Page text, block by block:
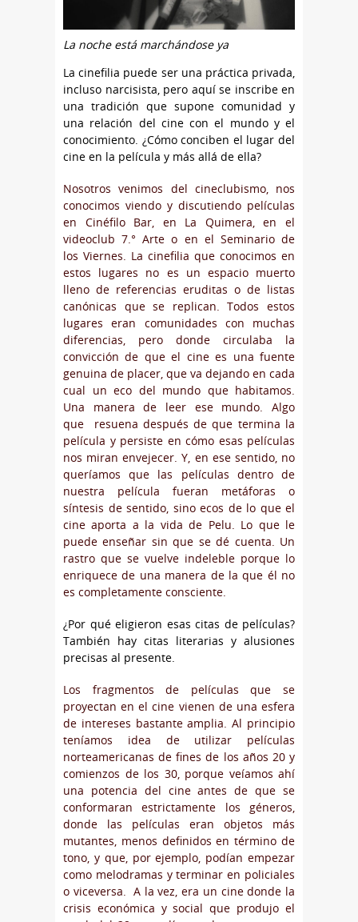
La noche está marchándose ya
La cinefilia puede ser una práctica privada,
incluso narcisista, pero aquí se inscribe en
una tradición que supone comunidad y
una relación del cine con el mundo y el
conocimiento. ¿Cómo conciben el lugar del
cine en la película y más allá de ella?
Nosotros venimos del cineclubismo, nos
conocimos viendo y discutiendo películas
en Cinéfilo Bar, en La Quimera, en el
videoclub 7.° Arte o en el Seminario de
los Viernes. La cinefilia que conocimos en
estos lugares no es un espacio muerto
lleno de referencias eruditas o de listas
canónicas que se replican. Todos estos
lugares eran comunidades con muchas
diferencias, pero donde circulaba la
convicción de que el cine es una fuente
genuina de placer, que va dejando en cada
cual un eco del mundo que habitamos.
Una manera de leer ese mundo. Algo
que resuena después de que termina la
película y persiste en cómo esas películas
nos miran envejecer. Y, en ese sentido, no
queríamos que las películas dentro de
nuestra película fueran metáforas o
síntesis de sentido, sino ecos de lo que el
cine aporta a la vida de Pelu. Lo que le
puede enseñar sin que se dé cuenta. Un
rastro que se vuelve indeleble porque lo
enriquece de una manera de la que él no
es completamente consciente.
¿Por qué eligieron esas citas de películas?
También hay citas literarias y alusiones
precisas al presente.
Los fragmentos de películas que se
proyectan en el cine vienen de una esfera
de intereses bastante amplia. Al principio
teníamos idea de utilizar películas
norteamericanas de fines de los años 20 y
comienzos de los 30, porque veíamos ahí
una potencia del cine antes de que se
conformaran estrictamente los géneros,
donde las películas eran objetos más
mutantes, menos definidos en término de
tono, y que, por ejemplo, podían empezar
como melodramas y terminar en policiales
o viceversa. A la vez, era un cine donde la
crisis económica y social que produjo el